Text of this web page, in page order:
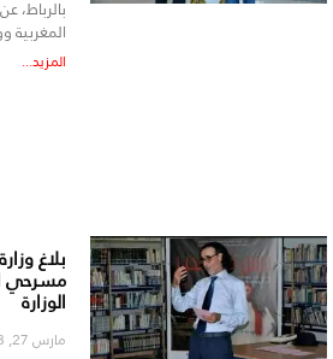
بالرباط،
المغربية
المزيد...
بلاغ
مسرحي
الوزارة
مارس 27, 2023